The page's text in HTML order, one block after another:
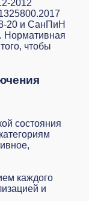
2012
20 и СанПиН
Нормативная
чтобы
состояния
каждого
и